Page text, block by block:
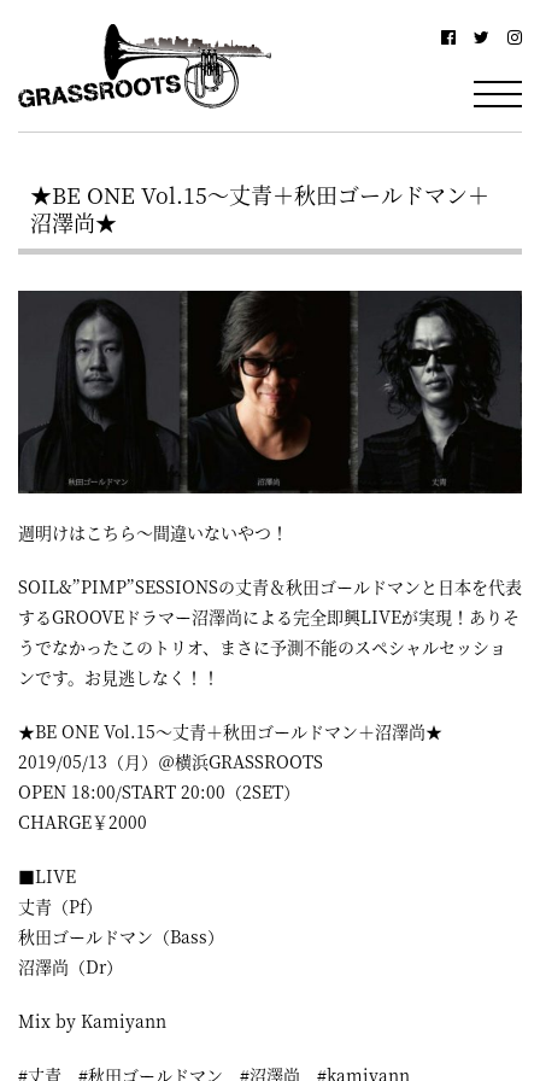
浜
グ
ス
ル
ー
ツ
YOKOHAMA
Grassroots
–
駅
北
西
口
か
ら
約
3
分・
鶴
屋
町
に
あ
る
ダ
イ
ン
グ
バ
ー
★BE ONE Vol.15〜丈青＋秋田ゴールドマン＋
沼澤尚★
週明けはこちら〜間違いないやつ！
SOIL&”PIMP”SESSIONSの丈青＆秋田ゴールドマンと日本を代表
するGROOVEドラマー沼澤尚による完全即興LIVEが実現！ありそ
うでなかったこのトリオ、まさに予測不能のスペシャルセッショ
ンです。お見逃しなく！！
★BE ONE Vol.15〜丈青＋秋田ゴールドマン＋沼澤尚★
2019/05/13（月）＠横浜GRASSROOTS
OPEN 18:00/START 20:00（2SET）
CHARGE￥2000
■LIVE
丈青（Pf）
秋田ゴールドマン（Bass）
沼澤尚（Dr）
Mix by Kamiyann
#丈青 #秋田ゴールドマン #沼澤尚 #kamiyann